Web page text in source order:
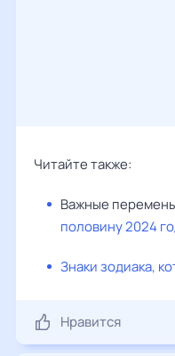
Читайте также:
Важные
половину 2024
Знаки зодиака,
Нравится